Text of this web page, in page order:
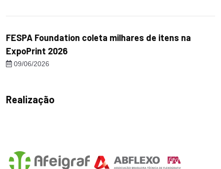
FESPA Foundation coleta milhares de itens na
ExpoPrint 2026
09/06/2026
Realização